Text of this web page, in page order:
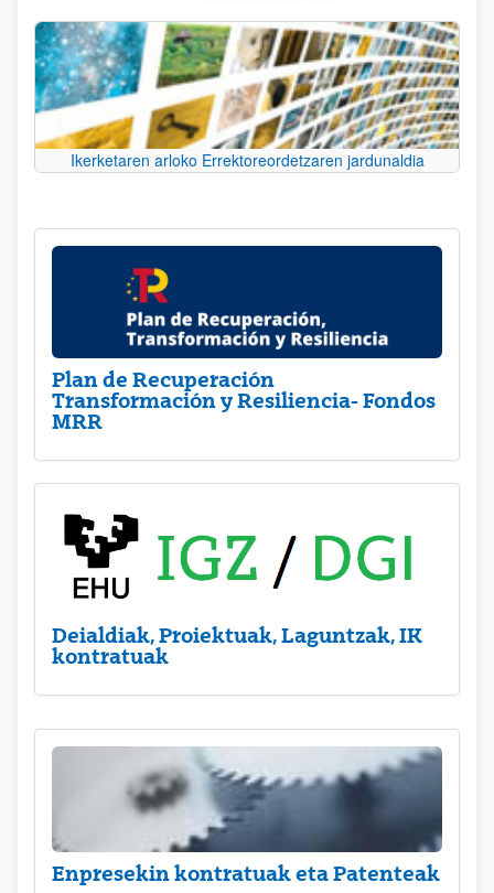
Ikerketaren arloko Errektoreordetzaren jardunaldia
Plan de Recuperación
Transformación y Resiliencia- Fondos
MRR
Deialdiak, Proiektuak, Laguntzak, IK
kontratuak
Enpresekin kontratuak eta Patenteak